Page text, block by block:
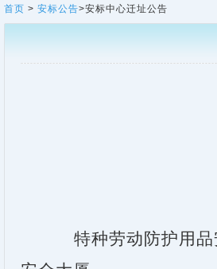
首页 > 安标公告>安标中心迁址公告
特种劳动防护用品